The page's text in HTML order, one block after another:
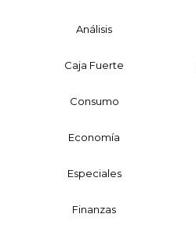
Análisis
Caja Fuerte
Consumo
Economía
Especiales
Finanzas